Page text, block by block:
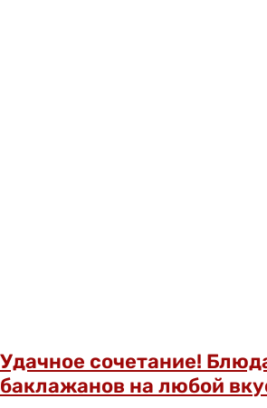
Удачное сочетание!
баклажанов на любой